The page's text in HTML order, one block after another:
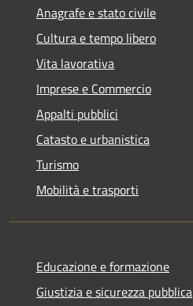
Anagrafe e stato civile
Cultura e tempo libero
Vita lavorativa
Imprese e Commercio
Appalti pubblici
Catasto e urbanistica
Turismo
Mobilità e trasporti
Educazione e formazione
Giustizia e sicurezza pubblica